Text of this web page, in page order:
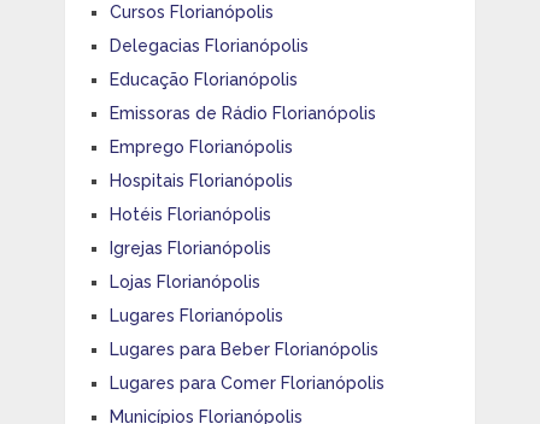
Cursos Florianópolis
Delegacias Florianópolis
Educação Florianópolis
Emissoras de Rádio Florianópolis
Emprego Florianópolis
Hospitais Florianópolis
Hotéis Florianópolis
Igrejas Florianópolis
Lojas Florianópolis
Lugares Florianópolis
Lugares para Beber Florianópolis
Lugares para Comer Florianópolis
Municípios Florianópolis